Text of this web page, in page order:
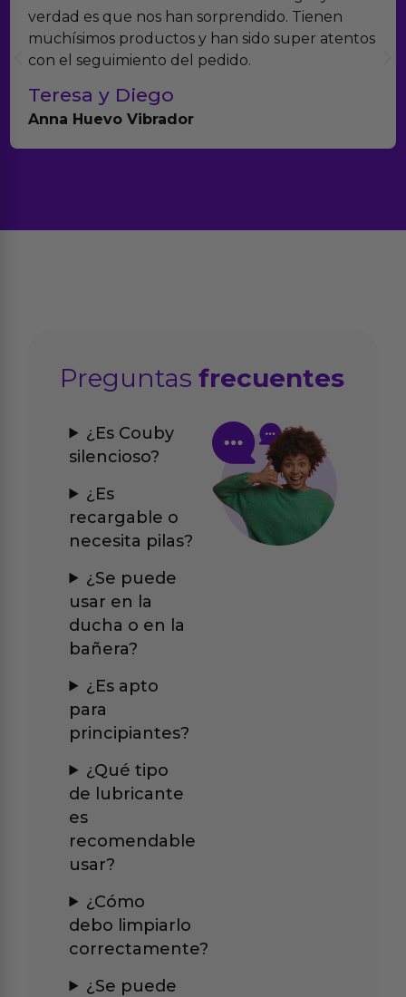
verdad es que nos han sorprendido. Tienen
muchísimos productos y han sido super atentos
con el seguimiento del pedido.
Teresa y Diego
Anna Huevo Vibrador
Preguntasfrecuentes
¿Es Couby
silencioso?
¿Es
recargable o
necesita pilas?
¿Se puede
usar en la
ducha o en la
bañera?
¿Es apto
para
principiantes?
¿Qué tipo
de lubricante
es
recomendable
usar?
¿Cómo
debo limpiarlo
correctamente?
¿Se puede